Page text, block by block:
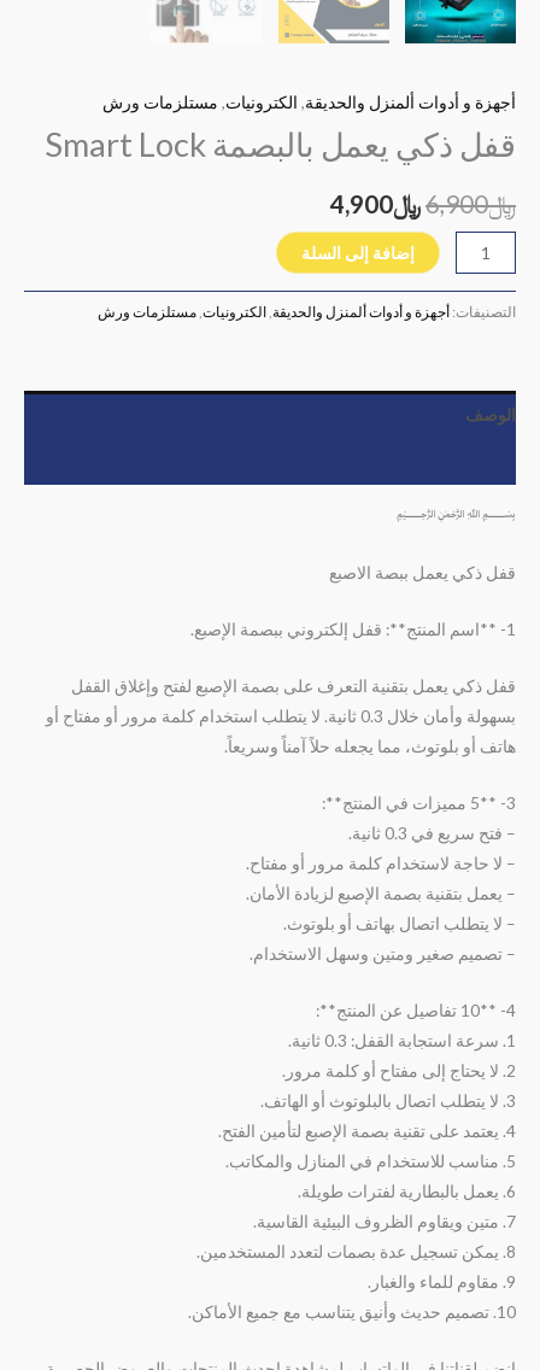
أجهزة و أدوات ألمنزل والحديقة, الكترونيات, مستلزمات ورش
قفل ذكي يعمل بالبصمة Smart Lock
﷼6,900﷼4,900
إضافة إلى السلة
التصنيفات: أجهزة و أدوات ألمنزل والحديقة الكترونيات مستلزمات ورش
الوصف
﷽
قفل ذكي يعمل ببصة الاصبع
1- **اسم المنتج**: قفل إلكتروني ببصمة الإصبع.
قفل ذكي يعمل بتقنية التعرف على بصمة الإصبع لفتح وإغلاق القفل
بسهولة وأمان خلال 0.3 ثانية. لا يتطلب استخدام كلمة مرور أو مفتاح أو
هاتف أو بلوتوث، مما يجعله حلاً آمناً وسريعاً.
3- **5 مميزات في المنتج**:
– فتح سريع في 0.3 ثانية.
– لا حاجة لاستخدام كلمة مرور أو مفتاح.
– يعمل بتقنية بصمة الإصبع لزيادة الأمان.
– لا يتطلب اتصال بهاتف أو بلوتوث.
– تصميم صغير ومتين وسهل الاستخدام.
4- **10 تفاصيل عن المنتج**:
1. سرعة استجابة القفل: 0.3 ثانية.
2. لا يحتاج إلى مفتاح أو كلمة مرور.
3. لا يتطلب اتصال بالبلوتوث أو الهاتف.
4. يعتمد على تقنية بصمة الإصبع لتأمين الفتح.
5. مناسب للاستخدام في المنازل والمكاتب.
6. يعمل بالبطارية لفترات طويلة.
7. متين ويقاوم الظروف البيئية القاسية.
8. يمكن تسجيل عدة بصمات لتعدد المستخدمين.
9. مقاوم للماء والغبار.
10. تصميم حديث وأنيق يتناسب مع جميع الأماكن.